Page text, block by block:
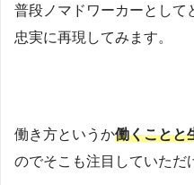
普段ノマドワーカーとして
忠実に再現してみます。
働き方というか働くことと
のでそこも注目していただ